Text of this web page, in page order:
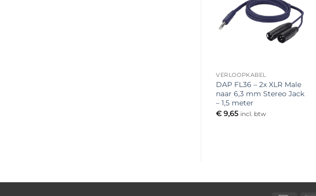
Toevoegen
aan
verlanglijst
VERLOOPKABEL
DAP FL36 – 2x XLR Male
naar 6,3 mm Stereo Jack
– 1,5 meter
€9,65 incl. btw